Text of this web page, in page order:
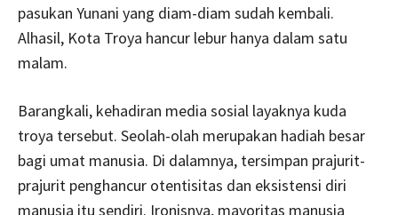
pasukan Yunani yang diam-diam sudah kembali.
Alhasil, Kota Troya hancur lebur hanya dalam satu
malam.
Barangkali, kehadiran media sosial layaknya kuda
troya tersebut. Seolah-olah merupakan hadiah besar
bagi umat manusia. Di dalamnya, tersimpan prajurit-
prajurit penghancur otentisitas dan eksistensi diri
manusia itu sendiri. Ironisnya, mayoritas manusia